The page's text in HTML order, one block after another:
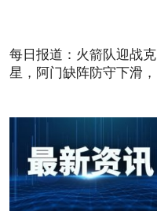
每日报道：火箭队迎战克
星，阿门缺阵防守下滑，